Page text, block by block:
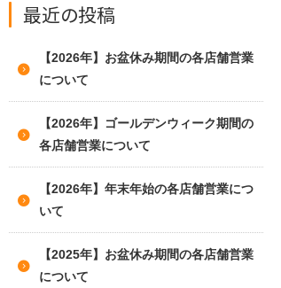
最近の投稿
【2026年】お盆休み期間の各店舗営業
について
【2026年】ゴールデンウィーク期間の
各店舗営業について
【2026年】年末年始の各店舗営業につ
いて
【2025年】お盆休み期間の各店舗営業
について